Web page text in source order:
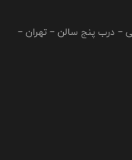
– درب پنج سالن – تهران –